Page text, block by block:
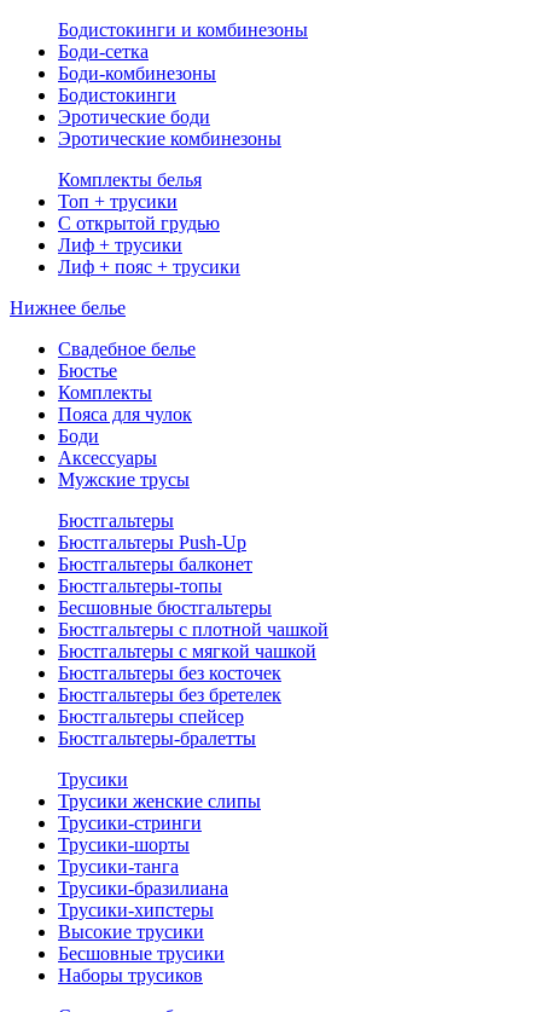
Бодистокинги и комбинезоны
Боди-сетка
Боди-комбинезоны
Бодистокинги
Эротические боди
Эротические комбинезоны
Комплекты белья
Топ + трусики
С открытой грудью
Лиф + трусики
Лиф + пояс + трусики
Нижнее белье
Свадебное белье
Бюстье
Комплекты
Пояса для чулок
Боди
Аксессуары
Мужские трусы
Бюстгальтеры
Бюстгальтеры Push-Up
Бюстгальтеры балконет
Бюстгальтеры-топы
Бесшовные бюстгальтеры
Бюстгальтеры с плотной чашкой
Бюстгальтеры с мягкой чашкой
Бюстгальтеры без косточек
Бюстгальтеры без бретелек
Бюстгальтеры спейсер
Бюстгальтеры-бралетты
Трусики
Трусики женские слипы
Трусики-стринги
Трусики-шорты
Трусики-танга
Трусики-бразилиана
Трусики-хипстеры
Высокие трусики
Бесшовные трусики
Наборы трусиков